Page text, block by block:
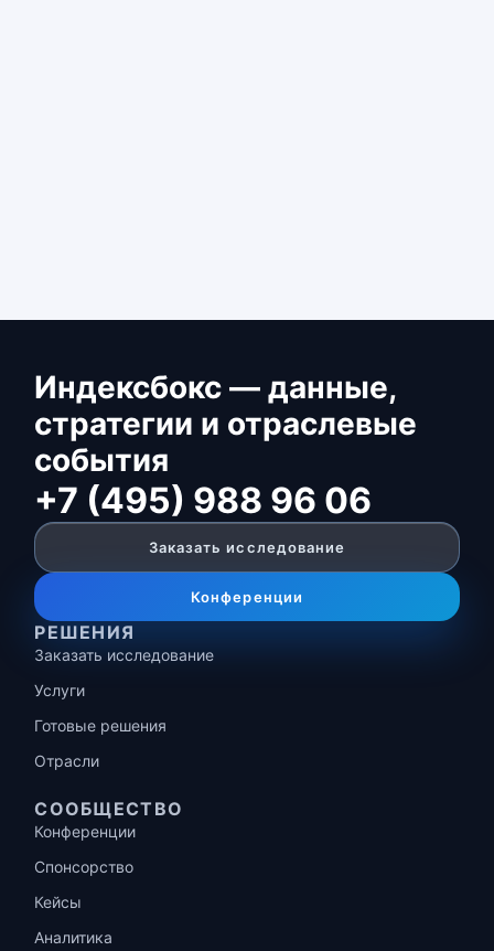
Индексбокс — данные,
стратегии и отраслевые
события
+7 (495) 988 96 06
Заказать исследование
Конференции
РЕШЕНИЯ
Заказать исследование
Услуги
Готовые решения
Отрасли
СООБЩЕСТВО
Конференции
Спонсорство
Кейсы
Аналитика